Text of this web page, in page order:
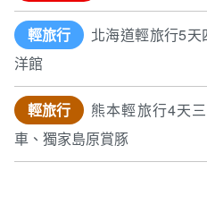
輕旅行
北海道輕旅行5
洋館
輕旅行
熊本輕旅行4天
車、獨家島原賞豚